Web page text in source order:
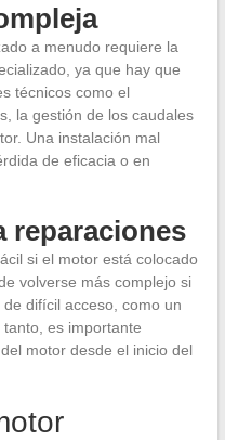
a menudo requiere la
ya que hay que
técnicos como el
la gestión de los caudales
Una instalación mal
de eficacia o en
reparaciones
si el motor está colocado
volverse más complejo si
difícil acceso, como un
es importante
motor desde el inicio del